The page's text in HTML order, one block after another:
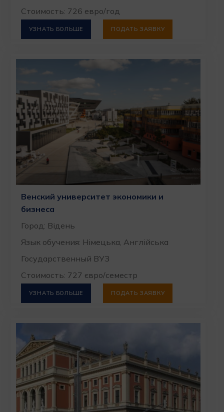
Стоимость: 726 евро/год
УЗНАТЬ БОЛЬШЕ ПОДАТЬ ЗАЯВКУ
Венский университет экономики и
бизнеса
Город: Відень
Язык обучения: Німецька, Англійська
Государственный ВУЗ
Стоимость: 727 євро/семестр
УЗНАТЬ БОЛЬШЕ ПОДАТЬ ЗАЯВКУ